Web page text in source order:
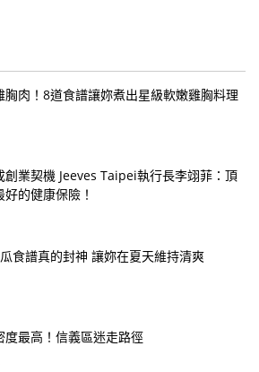
胸肉！8道食譜讓妳煮出星級軟嫩雞胸料理
創業契機 Jeeves Taipei執行長李翊菲：頂
的健康保險！
食譜真的封神 讓妳在夏天維持清爽
度最高！信義區迷走路徑